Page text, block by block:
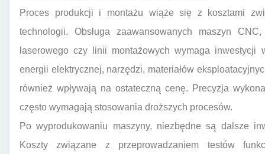
Proces produkcji i montażu wiąże się z kosztami
technologii. Obsługa zaawansowanych maszyn
laserowego czy linii montażowych wymaga inwestycji
energii elektrycznej, narzędzi, materiałów
również wpływają na ostateczną cenę. Precyzja
często wymagają stosowania droższych procesów.
Po wyprodukowaniu maszyny, niezbędne są dalsze
Koszty związane z przeprowadzaniem testów